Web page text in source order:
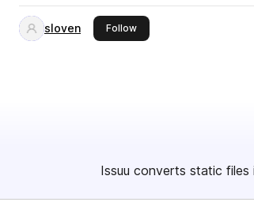
sloven Followthis publisher
Issuu converts static files